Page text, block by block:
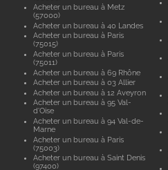
Acheter un bureau à Metz
(57000)
Acheter un bureau à 40 Landes
Acheter un bureau à Paris
(75015)
Acheter un bureau à Paris
(75011)
Acheter un bureau à 69 Rhône
Acheter un bureau à 03 Allier
Acheter un bureau à 12 Aveyron
Acheter un bureau à 95 Val-
d'Oise
Acheter un bureau à 94 Val-de-
Marne
Acheter un bureau à Paris
(75003)
Acheter un bureau à Saint Denis
(97400)